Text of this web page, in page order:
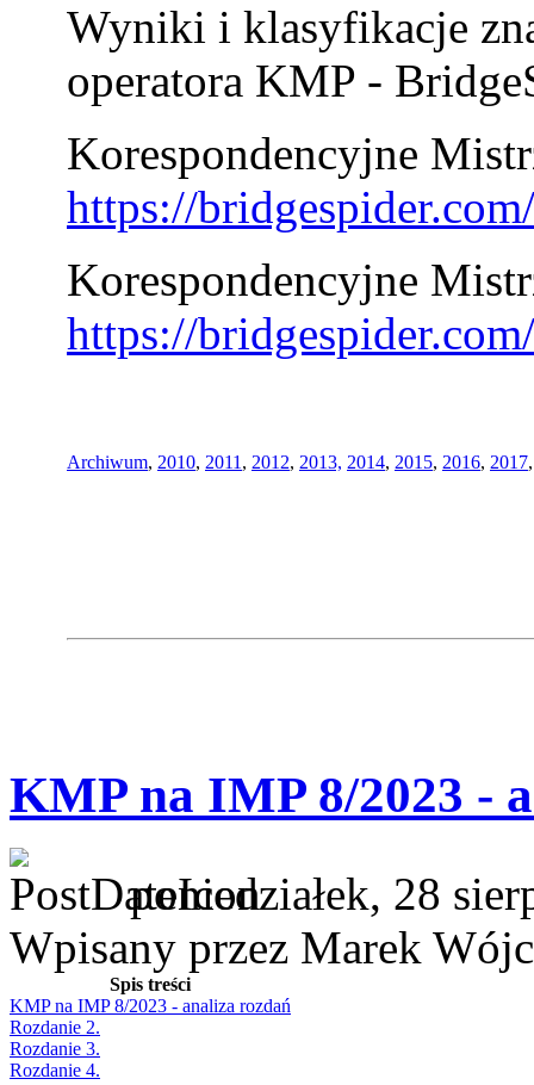
Wyniki i klasyfikacje
operatora KMP -
Korespondencyjne
https://
Korespondencyjne
https://
Archiwum, 2010, 2011 , 2012, 2013, 2014, 2015, 2016, 2017
KMP na IMP 8/2023 -
poniedziałek, 28
Wpisany przez Marek
Spis treści
KMP na IMP 8/2023 - analiza rozdań
Rozdanie 2.
Rozdanie 3.
Rozdanie 4.